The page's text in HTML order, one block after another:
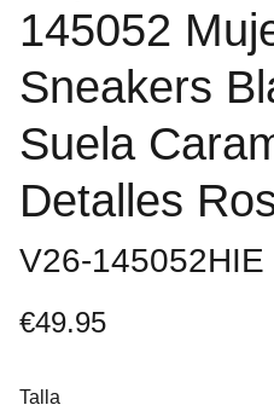
145052
Sneakers
Suela
Detalles
V26-145052HIE
€49.95
Talla